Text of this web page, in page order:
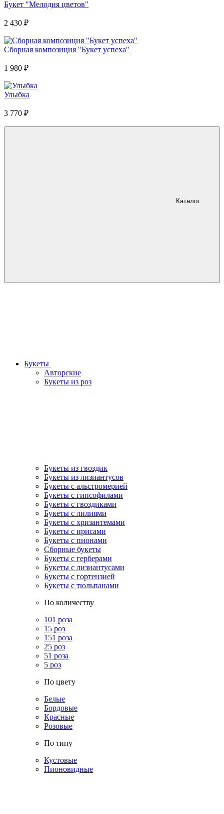
Букет "Мелодия цветов"
2 430 ₽
Сборная композиция "Букет успеха"
1 980 ₽
Улыбка
3 770 ₽
Каталог
Букеты
Авторские
Букеты из роз
Букеты из гвоздик
Букеты из лизиантусов
Букеты с альстромерией
Букеты с гипсофилами
Букеты с гвоздиками
Букеты с лилиями
Букеты с хризантемами
Букеты с ирисами
Букеты с пионами
Сборные букеты
Букеты с герберами
Букеты с лизиантусами
Букеты с гортензией
Букеты с тюльпанами
По количеству
101 роза
15 роз
151 роза
25 роз
51 роза
5 роз
По цвету
Белые
Бордовые
Красные
Розовые
По типу
Кустовые
Пионовидные